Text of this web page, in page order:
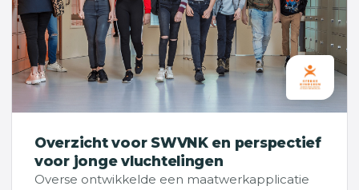
Overzicht voor SWVNK en perspectief
voor jonge vluchtelingen
Overse ontwikkelde een maatwerkapplicatie